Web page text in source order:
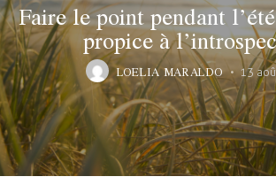
Faire le point pendant
propice à
LOELIA MARALDO 13